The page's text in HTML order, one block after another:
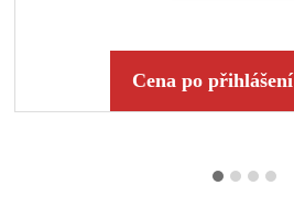
Cena po přihlášení